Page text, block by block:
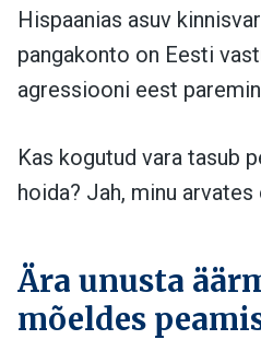
Hispaanias asuv
pangakonto on Eesti
agressiooni eest
Kas kogutud vara tasub
hoida? Jah, minu arvates
Ära unusta
mõeldes